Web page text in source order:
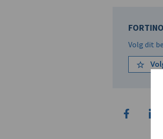
Volg dit